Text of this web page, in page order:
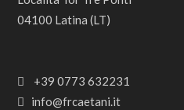
04100 Latina (LT)
+39 0773 632231
info@frcaetani.it